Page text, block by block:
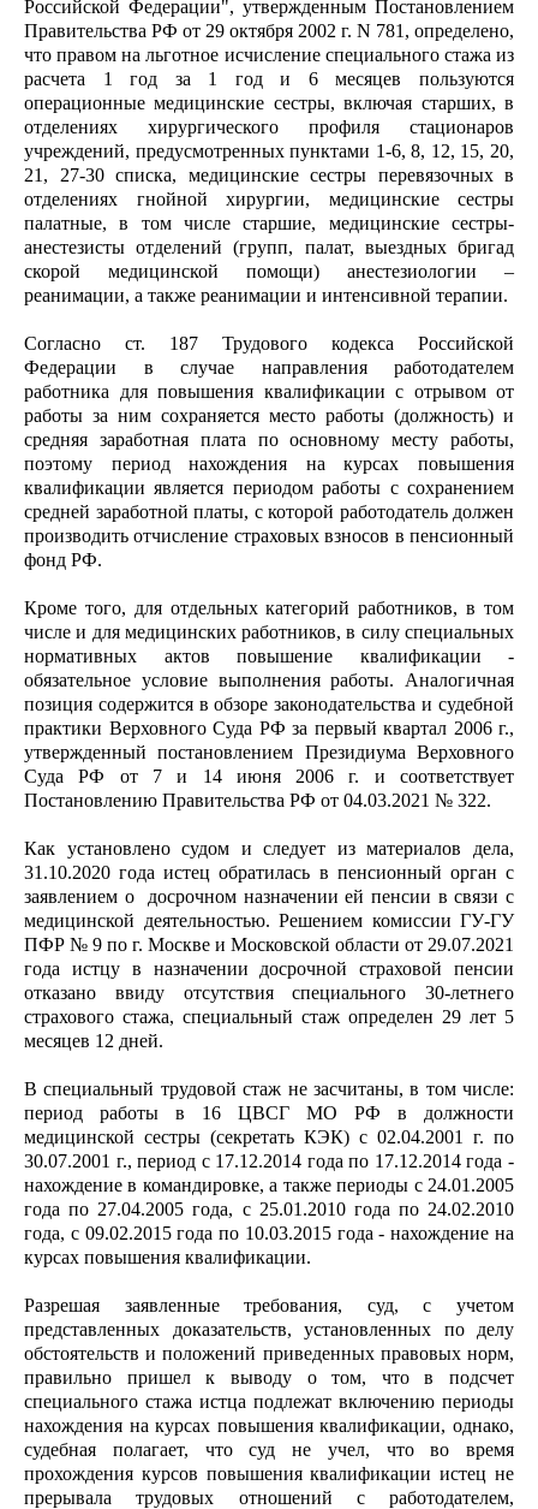
Российской Федерации", утвержденным Постановлением
Правительства РФ от 29 октября 2002 г. N 781, определено,
что правом на льготное исчисление специального стажа из
расчета 1 год за 1 год и 6 месяцев пользуются
операционные медицинские сестры, включая старших, в
отделениях хирургического профиля стационаров
учреждений, предусмотренных пунктами 1-6, 8, 12, 15, 20,
21, 27-30 списка, медицинские сестры перевязочных в
отделениях гнойной хирургии, медицинские сестры
палатные, в том числе старшие, медицинские сестры-
анестезисты отделений (групп, палат, выездных бригад
скорой медицинской помощи) анестезиологии –
реанимации, а также реанимации и интенсивной терапии.
Согласно ст. 187 Трудового кодекса Российской
Федерации в случае направления работодателем
работника для повышения квалификации с отрывом от
работы за ним сохраняется место работы (должность) и
средняя заработная плата по основному месту работы,
поэтому период нахождения на курсах повышения
квалификации является периодом работы с сохранением
средней заработной платы, с которой работодатель должен
производить отчисление страховых взносов в пенсионный
фонд РФ.
Кроме того, для отдельных категорий работников, в том
числе и для медицинских работников, в силу специальных
нормативных актов повышение квалификации -
обязательное условие выполнения работы. Аналогичная
позиция содержится в обзоре законодательства и судебной
практики Верховного Суда РФ за первый квартал 2006 г.,
утвержденный постановлением Президиума Верховного
Суда РФ от 7 и 14 июня 2006 г. и соответствует
Постановлению Правительства РФ от 04.03.2021 № 322.
Как установлено судом и следует из материалов дела,
31.10.2020 года истец обратилась в пенсионный орган с
заявлением о досрочном назначении ей пенсии в связи с
медицинской деятельностью. Решением комиссии ГУ-ГУ
ПФР № 9 по г. Москве и Московской области от 29.07.2021
года истцу в назначении досрочной страховой пенсии
отказано ввиду отсутствия специального 30-летнего
страхового стажа, специальный стаж определен 29 лет 5
месяцев 12 дней.
В специальный трудовой стаж не засчитаны, в том числе:
период работы в 16 ЦВСГ МО РФ в должности
медицинской сестры (секретать КЭК) с 02.04.2001 г. по
30.07.2001 г., период с 17.12.2014 года по 17.12.2014 года -
нахождение в командировке, а также периоды с 24.01.2005
года по 27.04.2005 года, с 25.01.2010 года по 24.02.2010
года, с 09.02.2015 года по 10.03.2015 года - нахождение на
курсах повышения квалификации.
Разрешая заявленные требования, суд, с учетом
представленных доказательств, установленных по делу
обстоятельств и положений приведенных правовых норм,
правильно пришел к выводу о том, что в подсчет
специального стажа истца подлежат включению периоды
нахождения на курсах повышения квалификации, однако,
судебная полагает, что суд не учел, что во время
прохождения курсов повышения квалификации истец не
прерывала трудовых отношений с работодателем,